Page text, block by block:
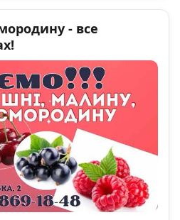
- все